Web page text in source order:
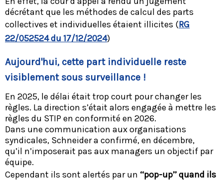
décrétant que les méthodes de calcul des parts
collectives et individuelles étaient illicites (RG
22/052524 du 17/12/2024)
Aujourd'hui, cette part individuelle reste
visiblement sous surveillance !
En 2025, le délai était trop court pour changer les
règles. La direction s’était alors engagée à mettre les
règles du STIP en conformité en 2026.
Dans une communication aux organisations
syndicales, Schneider a confirmé, en décembre,
qu’il n’imposerait pas aux managers un objectif par
équipe.
Cependant ils sont alertés par un ‘‘pop-up’’ quand ils